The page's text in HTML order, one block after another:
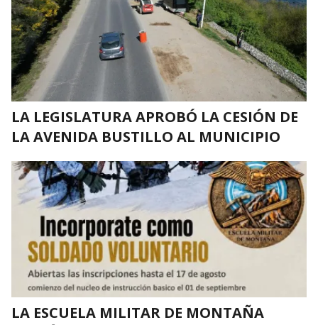
LA LEGISLATURA APROBÓ LA CESIÓN DE
LA AVENIDA BUSTILLO AL MUNICIPIO
LA ESCUELA MILITAR DE MONTAÑA